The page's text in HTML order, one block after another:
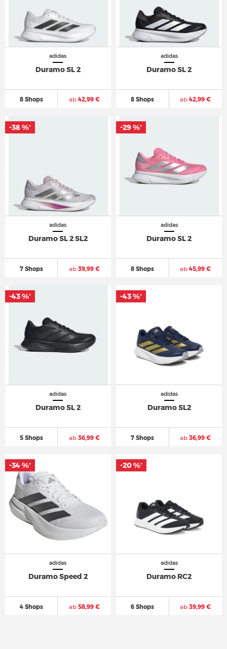
adidas
Duramo SL 2
8 Shops ab42,99 €
adidas
Duramo SL 2
8 Shops ab 42,99 €
adidas
Duramo SL 2 SL2
7 Shops ab39,99 €
-38 %*
-38 %*
adidas
Duramo SL 2
8 Shops ab 45,99 €
-29 %*
-29 %*
adidas
Duramo SL 2
5 Shops ab36,99 €
-43 %*
-43 %*
adidas
Duramo SL2
7 Shops ab 36,99 €
-43 %*
-43 %*
adidas
Duramo Speed 2
4 Shops ab58,99 €
-34 %*
-34 %*
adidas
Duramo RC2
6 Shops ab 39,99 €
-20 %*
-20 %*